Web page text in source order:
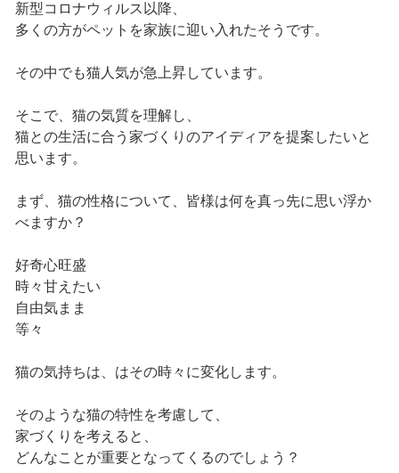
新型コロナウィルス以降、
多くの方がペットを家族に迎い入れたそうです。
その中でも猫人気が急上昇しています。
そこで、猫の気質を理解し、
猫との生活に合う家づくりのアイディアを提案したいと
思います。
まず、猫の性格について、皆様は何を真っ先に思い浮か
べますか？
好奇心旺盛
時々甘えたい
自由気まま
等々
猫の気持ちは、はその時々に変化します。
そのような猫の特性を考慮して、
家づくりを考えると、
どんなことが重要となってくるのでしょう？